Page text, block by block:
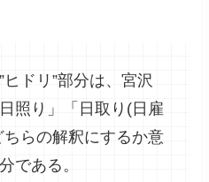
ヒドリ”部分は、宮沢
照り」「日取り(日雇
らの解釈にするか意
である。